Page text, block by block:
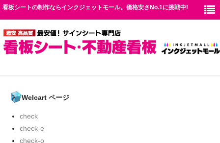
看板シートの制作ならインクジェットモール。価格安さNo.1に挑戦中!
TOP
価格表
Welcart ページ
check
check-e
check-o